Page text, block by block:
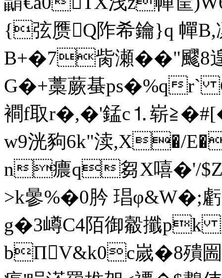
{弦赝Q阼希鑰}q 幝
B+�7胔瀬��"飂8遑
G�+藁蕨蜝ps�%qr`
襇f取r�,�'錳c⒈崭
w9洸豞6k"渎,X�/
n癑q芻X嘻�'/$Z
>k曑%� 0 肣 琩φ&W�;虧
g�3嶟C4陌御觳攕
bΠV&k0c嵗�8殨圌